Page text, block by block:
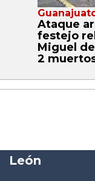
Ataque
festejo
Miguel
2
León